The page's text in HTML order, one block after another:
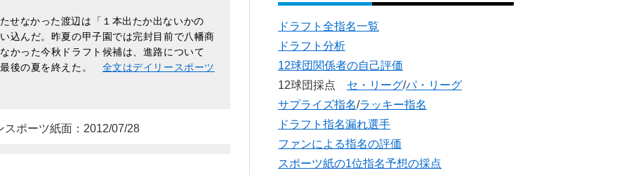
なかった渡辺は「１本出たか出ないかの
込んだ。昨夏の甲子園では完封目前で八幡商
かった今秋ドラフト候補は、進路について
後の夏を終えた。 全文はデイリースポーツ
ポーツ紙面：2012/07/28
ドラフト全指名一覧
ドラフト分析
12球団関係者の自己評価
12球団採点 セ・リーグ/パ・リーグ
サプライズ指名/ラッキー指名
ドラフト指名漏れ選手
ファンによる指名の評価
スポーツ紙の1位指名予想の採点